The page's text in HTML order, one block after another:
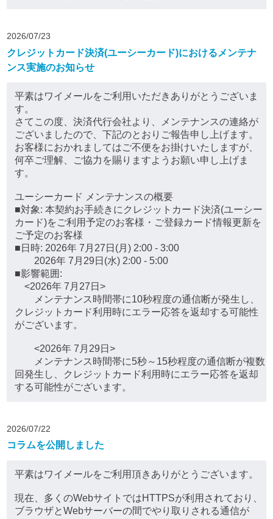
2026/07/23
クレジットカード決済(ユーシーカード)におけるメンテナ
ンス実施のお知らせ
平素はワイメールをご利用いただきありがとうございま
す。
さてこの度、決済代行会社より、メンテナンスの連絡が
ございましたので、下記のとおりご報告申し上げます。
お客様におかれましてはご不便をお掛けいたしますが、
何卒ご理解、ご協力を賜りますようお願い申し上げま
す。
ユーシーカード メンテナンスの概要
■対象: 本契約お手続きにクレジットカード決済(ユーシー
カード)をご利用予定のお客様・ご登録カード情報更新を
ご予定のお客様
■日時: 2026年 7月27日(月) 2:00 - 3:00
2026年 7月29日(水) 2:00 - 5:00
■影響範囲:
<2026年 7月27日>
メンテナンス時間帯に10秒程度の通信断が発生し、
クレジットカード利用時にエラー応答を返却する可能性
がございます。
<2026年 7月29日>
メンテナンス時間帯に5秒～15秒程度の通信断が複数
回発生し、クレジットカード利用時にエラー応答を返却
する可能性がございます。
2026/07/22
コラムを公開しました
平素はワイメールをご利用頂きありがとうございます。
現在、多くのWebサイトではHTTPSが利用されており、
ブラウザとWebサーバーの間でやり取りされる通信が